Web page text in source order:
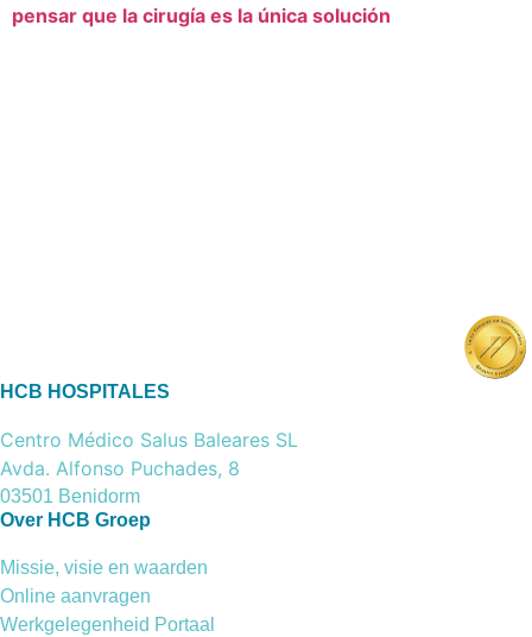
pensar que la cirugía es la única solución
HCB HOSPITALES
Centro Médico Salus Baleares SL
Avda. Alfonso Puchades, 8
03501 Benidorm
Over HCB Groep
Missie, visie en waarden
Online aanvragen
Werkgelegenheid Portaal